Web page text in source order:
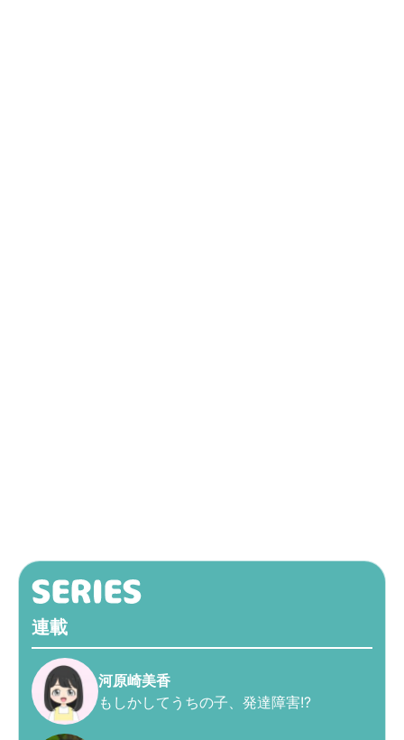
連載
河原崎美香
もしかしてうちの子、発達障害!?